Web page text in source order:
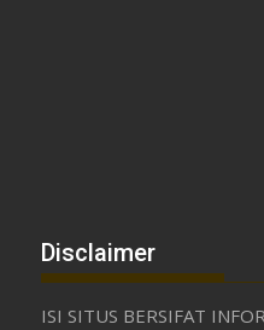
Disclaimer
ISI SITUS BERSIFAT